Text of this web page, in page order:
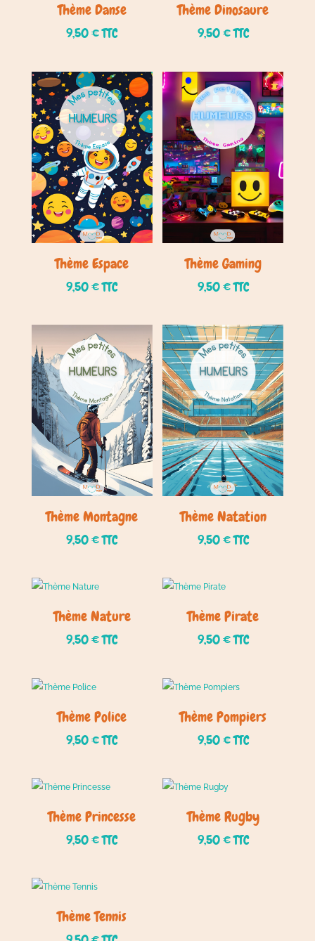
Thème Danse
9,50€TTC
Thème Dinosaure
9,50€TTC
Thème Espace
9,50€TTC
Thème Gaming
9,50€TTC
Thème Montagne
9,50€TTC
Thème Natation
9,50€TTC
Thème Nature
9,50€TTC
Thème Pirate
9,50€TTC
Thème Police
9,50€TTC
Thème Pompiers
9,50€TTC
Thème Princesse
9,50€TTC
Thème Rugby
9,50€TTC
Thème Tennis